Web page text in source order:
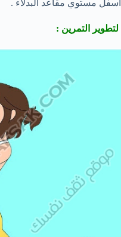
أسفل مستوي مقاعد البدلاء .
لتطوير التمرين :